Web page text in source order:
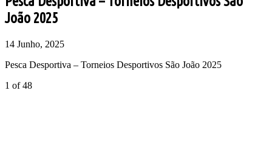
João 2025
14 Junho, 2025
Pesca Desportiva – Torneios Desportivos São João 2025
1 of 48